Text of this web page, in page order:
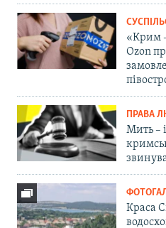
«Крим
Ozon
ПРАВА
Мить –
Краса